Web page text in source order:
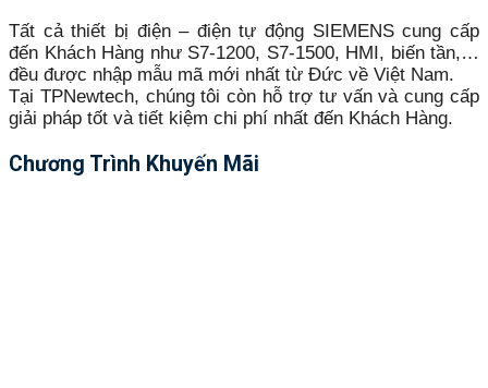
Tất cả thiết bị điện – điện tự động SIEMENS cung cấp
đến Khách Hàng như S7-1200, S7-1500, HMI, biến tần,…
đều được nhập mẫu mã mới nhất từ Đức về Việt Nam.
Tại TPNewtech, chúng tôi còn hỗ trợ tư vấn và cung cấp
giải pháp tốt và tiết kiệm chi phí nhất đến Khách Hàng.
Chương Trình Khuyến Mãi